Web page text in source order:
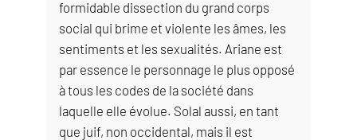
formidable dissection du grand corps
social qui brime et violente les âmes, les
sentiments et les sexualités. Ariane est
par essence le personnage le plus opposé
à tous les codes de la société dans
laquelle elle évolue. Solal aussi, en tant
que juif, non occidental, mais il est